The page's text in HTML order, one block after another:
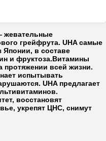
жевательные
грейфрута. UHA самые
Японии, в составе
и фруктоза.Витамины
протяжении всей жизни.
испытывать
UHA предлагает
восстановят
укрепят ЦНС, снимут